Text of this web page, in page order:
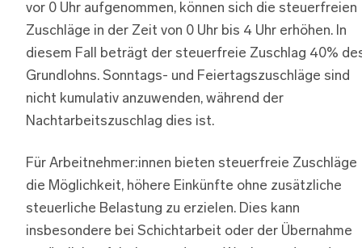
vor 0 Uhr aufgenommen, können sich die steuerfreien
Zuschläge in der Zeit von 0 Uhr bis 4 Uhr erhöhen. In
diesem Fall beträgt der steuerfreie Zuschlag 40%
Grundlohns. Sonntags- und Feiertagszuschläge sind
nicht kumulativ anzuwenden, während der
Nachtarbeitszuschlag dies ist.
Für Arbeitnehmer:innen bieten steuerfreie Zuschläge
die Möglichkeit, höhere Einkünfte ohne zusätzliche
steuerliche Belastung zu erzielen. Dies kann
insbesondere bei Schichtarbeit oder der Übernahme